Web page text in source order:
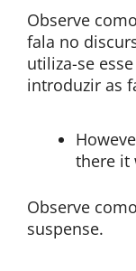
Observe
fala no
utiliza-se
introduzir as
there it
Observe
suspense.